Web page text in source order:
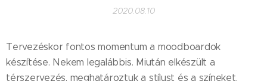
2020.08.10
Tervezéskor fontos momentum a moodboardok
készítése. Nekem legalábbis. Miután elkészült a
térszervezés, meghatároztuk a stílust és a színeket,